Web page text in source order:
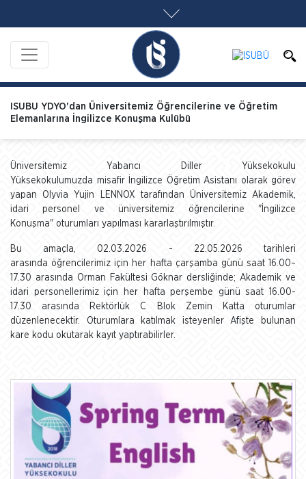
ISUBU YDYO'dan Üniversitemiz Öğrencilerine ve Öğretim
Elemanlarına İngilizce Konuşma Kulübü
Üniversitemiz Yabancı Diller Yüksekokulu
Yüksekokulumuzda misafir İngilizce Öğretim Asistanı olarak görev
yapan Olyvia Yujin LENNOX tarafından Üniversitemiz Akademik,
idari personel ve üniversitemiz öğrencilerine "İngilizce
Konuşma" oturumları yapılması kararlaştırılmıştır.
Bu amaçla, 02.03.2026 - 22.05.2026 tarihleri
arasında öğrencilerimiz için her hafta çarşamba günü saat 16.00–
17.30 arasında Orman Fakültesi Göknar dersliğinde; Akademik ve
idari personellerimiz için her hafta perşembe günü saat 16.00-
17.30 arasında Rektörlük C Blok Zemin Katta oturumlar
düzenlenecektir. Oturumlara katılmak isteyenler Afişte bulunan
kare kodu okutarak kayıt yaptırabilirler.